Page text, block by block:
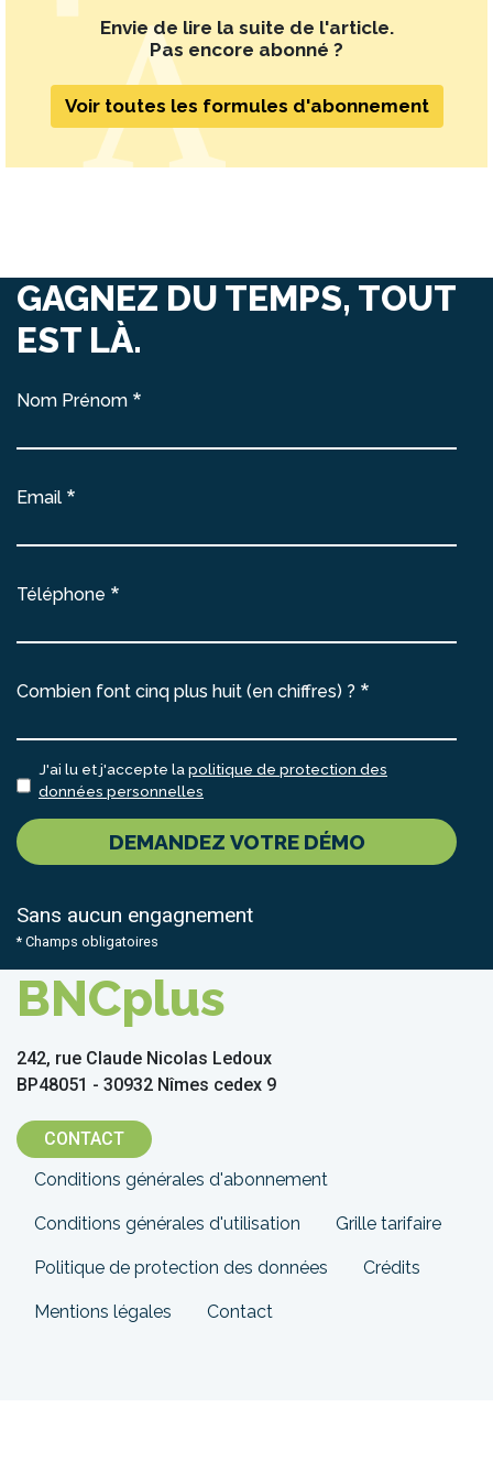
Envie de lire la suite de l'article.
Pas encore abonné ?
Voir toutes les formules d'abonnement
GAGNEZ DU TEMPS, TOUT
EST LÀ.
Nom Prénom
Email
Téléphone
Combien font cinq plus huit (en chiffres) ?
J'ai lu et j'accepte la politique de protection des
données personnelles
DEMANDEZ VOTRE DÉMO
Sans aucun engagnement
* Champs obligatoires
BNCplus
242, rue Claude Nicolas Ledoux
BP48051 - 30932 Nîmes cedex 9
CONTACT
Menu
Pied
de
page
Conditions générales d'abonnement
Conditions générales d'utilisation Grille tarifaire
Politique de protection des données Crédits
Mentions légales Contact